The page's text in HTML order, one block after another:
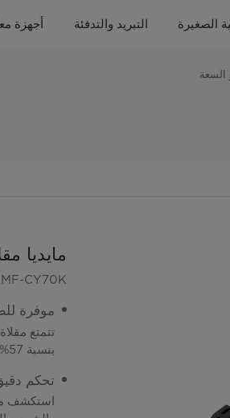
الصغيرة التبريد والتدفئة أجهزة
مايديا مقلاة
MF-CY70K
موفرة
تتمتع
بنسبة 57% من الفرن التقليدي، مما يوفر حتى 70% من استهلاكك للطاقة
تحكم